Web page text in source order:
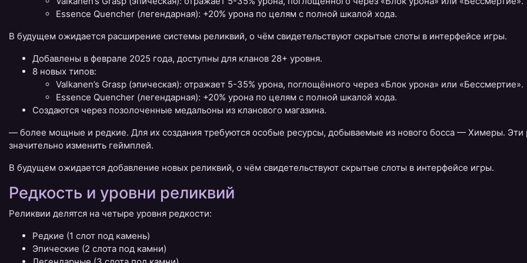
Essence Quencher (легендарная): +20% урона по целям с полной шкалой хода.
В будущем ожидается расширение системы реликвий, о чём свидетельствуют скрытые слоты в интерфейсе игры.
Добавлены в феврале 2025 года, доступны для кланов 28+ уровня.
8 новых типов:
Valkanen’s Grasp (эпическая): отражает 5-35% урона, поглощённого через «Блок урона» или «Бессмертие».
Essence Quencher (легендарная): +20% урона по целям с полной шкалой хода.
Создаются через позолоченные медальоны из кланового магазина.
— более мощные и редкие. Для их создания требуются особые ресурсы, добываемые из нового босса — Химеры.
значительно изменить геймплей.
В будущем ожидается добавление новых реликвий, о чём свидетельствуют скрытые слоты в интерфейсе игры.
Редкость и уровни реликвий
Реликвии делятся на четыре уровня редкости:
Редкие (1 слот под камень)
Эпические (2 слота под камни)